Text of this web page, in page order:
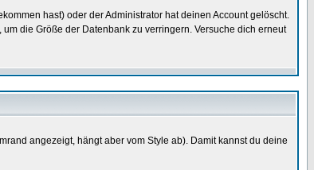
hast) oder der Administrator hat deinen Account gelöscht.
die Größe der Datenbank zu verringern. Versuche dich erneut
angezeigt, hängt aber vom Style ab). Damit kannst du deine